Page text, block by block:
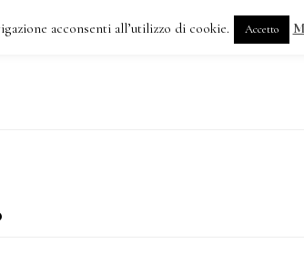
DOVE SIAMO
acconsenti all’utilizzo di cookie. Accetto